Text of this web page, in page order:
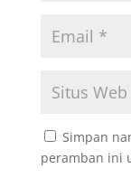
Simpan
peramban ini